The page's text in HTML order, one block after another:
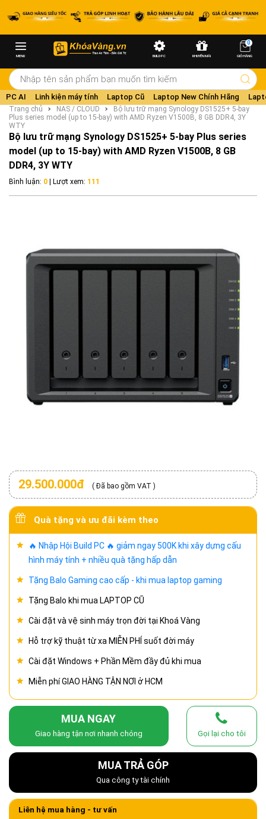
MENU BUILD PC KHUYẾN MÃI
0
GIỎ HÀNG
PC AI Linh kiện máy tính Laptop Cũ Laptop New Chính Hãng
Trang chủ NAS / CLOUD
Bộ lưu trữ mạng Synology DS1525+ 5-bay
Plus series model (up to 15-bay) with AMD Ryzen V1500B, 8 GB DDR4, 3Y
WTY
Bộ lưu trữ mạng Synology DS1525+ 5-bay Plus series
model (up to 15-bay) with AMD Ryzen V1500B, 8 GB
DDR4, 3Y WTY
Bình luận: 0 | Lượt xem: 111
29.500.000đ ( Đã bao gồm VAT )
Quà tặng và ưu đãi kèm theo
🔥 Nhập Hội Build PC 🔥 giảm ngay 500K khi xây dựng cấu
hình máy tính + nhiều quà tặng hấp dẫn
Tặng Balo Gaming cao cấp - khi mua laptop gaming
Tặng Balo khi mua LAPTOP CŨ
Cài đặt và vệ sinh máy trọn đời tại Khoá Vàng
Hỗ trợ kỹ thuật từ xa MIỄN PHÍ suốt đời máy
Cài đặt Windows + Phần Mềm đầy đủ khi mua
Miễn phí GIAO HÀNG TẬN NƠI ở HCM
MUA NGAY
Giao hàng tận nơi nhanh chóng Gọi lại cho tôi
MUA TRẢ GÓP
Qua công ty tài chính
Liên hệ mua hàng - tư vấn